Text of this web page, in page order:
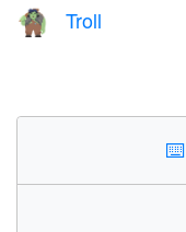
🧌 Troll
⌨️